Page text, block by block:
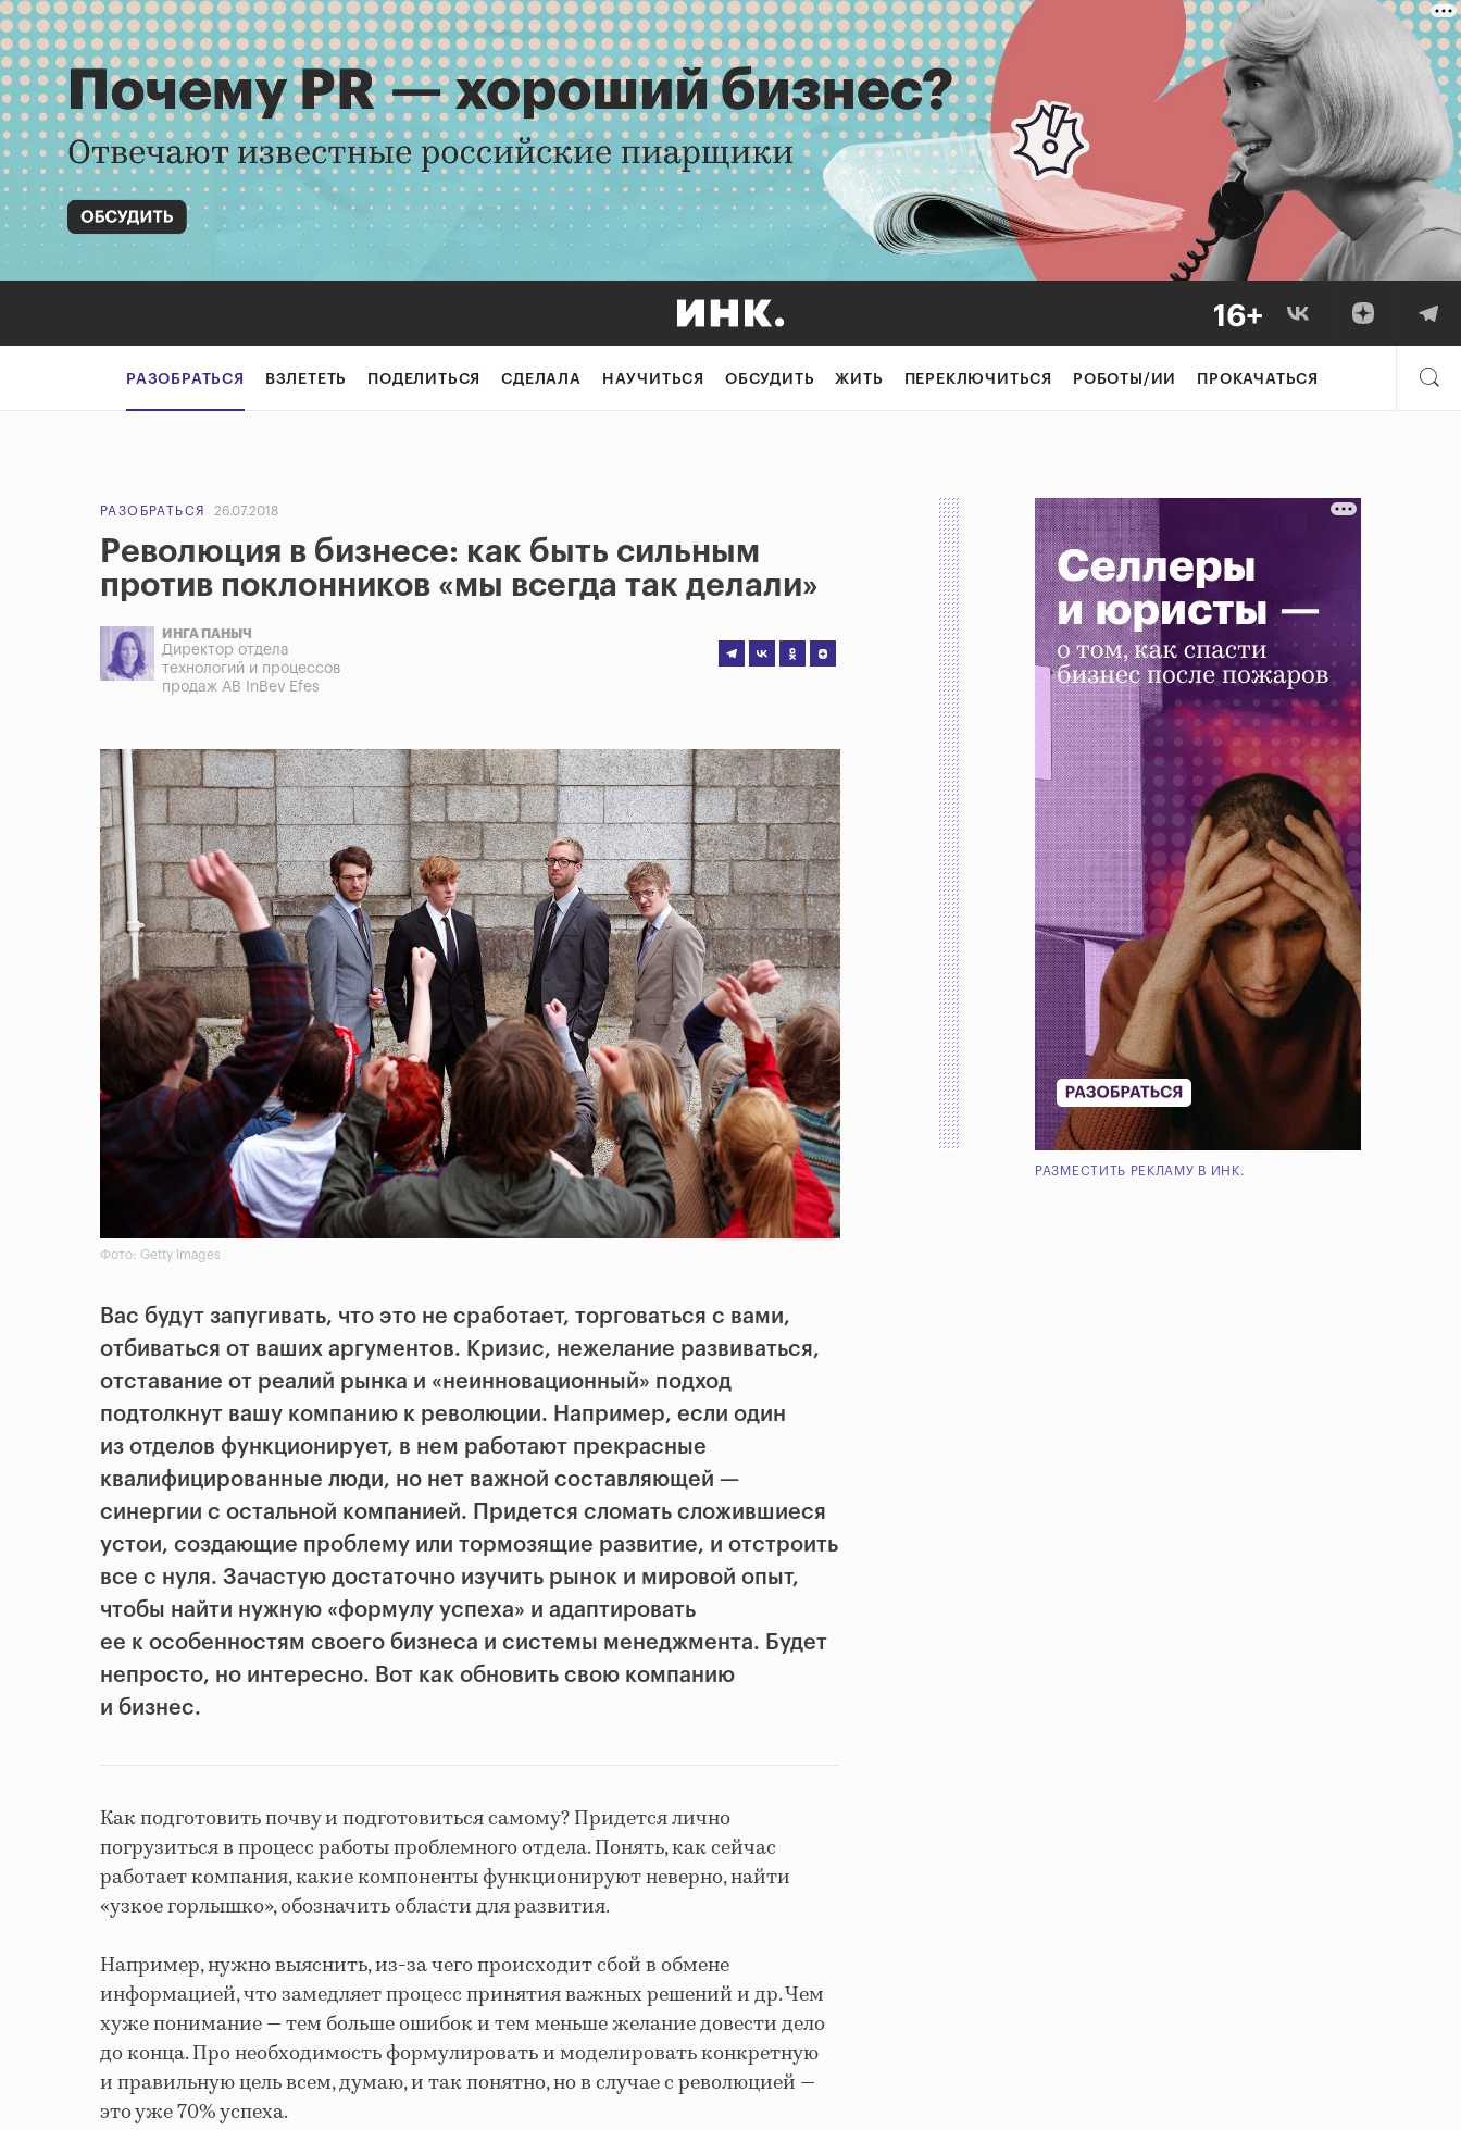
РАЗОБРАТЬСЯ ВЗЛЕТЕТЬ ПОДЕЛИТЬСЯ СДЕЛАЛА НАУЧИТЬСЯ ОБСУДИТЬ ЖИТЬ ПЕРЕКЛЮЧИТЬСЯ РОБОТЫ/ИИ ПРОКАЧАТЬСЯ
РАЗОБРАТЬСЯ 26.07.2018
Революция в бизнесе: как быть сильным
против поклонников «мы всегда так делали»
ИНГА ПАНЫЧ
Директор отдела
технологий и процессов
продаж AB InBev Efes
Фото: Getty Images
Вас будут запугивать, что это не сработает, торговаться с вами,
отбиваться от ваших аргументов. Кризис, нежелание развиваться,
отставание от реалий рынка и «неинновационный» подход
подтолкнут вашу компанию к революции. Например, если один
из отделов функционирует, в нем работают прекрасные
квалифицированные люди, но нет важной составляющей —
синергии с остальной компанией. Придется сломать сложившиеся
устои, создающие проблему или тормозящие развитие, и отстроить
все с нуля. Зачастую достаточно изучить рынок и мировой опыт,
чтобы найти нужную «формулу успеха» и адаптировать
ее к особенностям своего бизнеса и системы менеджмента. Будет
непросто, но интересно. Вот как обновить свою компанию
и бизнес.
Как подготовить почву и подготовиться самому? Придется лично
погрузиться в процесс работы проблемного отдела. Понять, как сейчас
работает компания, какие компоненты функционируют неверно, найти
«узкое горлышко», обозначить области для развития.
Например, нужно выяснить, из-за чего происходит сбой в обмене
информацией, что замедляет процесс принятия важных решений и др. Чем
хуже понимание — тем больше ошибок и тем меньше желание довести дело
до конца. Про необходимость формулировать и моделировать конкретную
и правильную цель всем, думаю, и так понятно, но в случае с революцией —
это уже 70% успеха.
РАЗМЕСТИТЬ РЕКЛАМУ В ИНК.